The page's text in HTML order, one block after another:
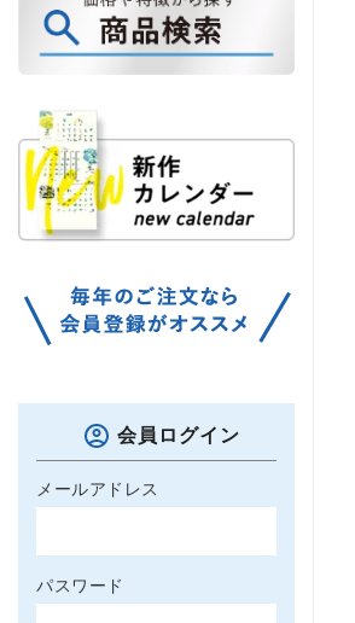
会員ログイン
メールアドレス
パスワード